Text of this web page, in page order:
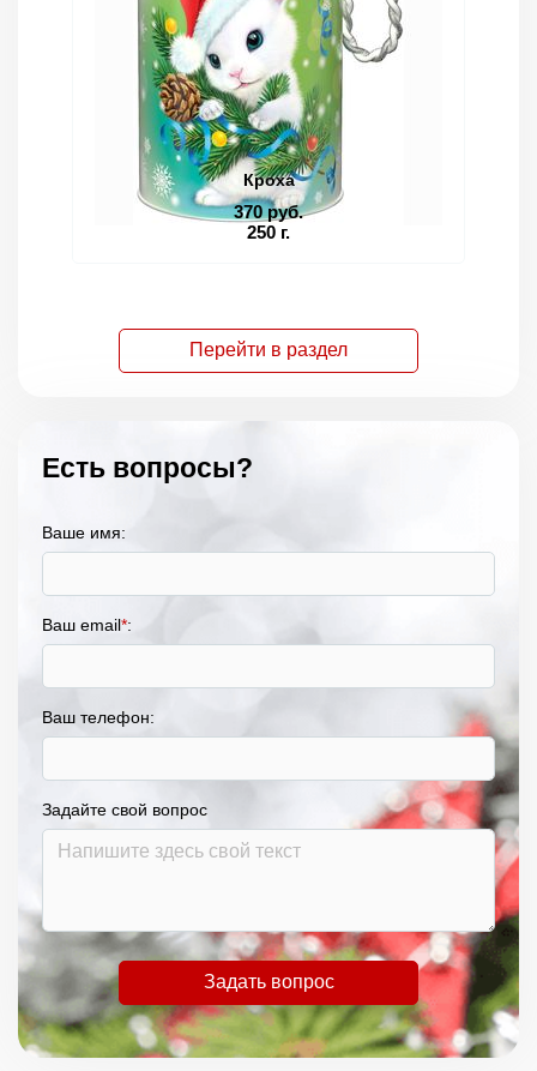
Кроха
370 руб.
250 г.
Перейти в раздел
Есть вопросы?
Ваше имя:
Ваш email*:
Ваш телефон:
Задайте свой вопрос
Задать вопрос